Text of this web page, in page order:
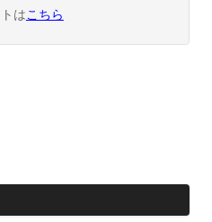
はこちら